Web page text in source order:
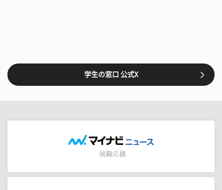
学生の窓口 公式X